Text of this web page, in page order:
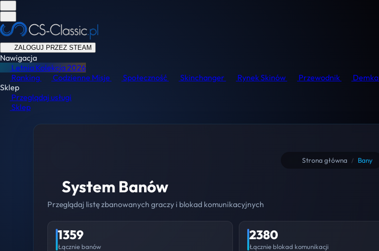
ZALOGUJ PRZEZ STEAM
Nawigacja
Letnia Kolekcja2026
Ranking
Codzienne Misje Społeczność Skinchanger Rynek Skinów Przewodnik Demka
Sklep
Przeglądaj usługi
Sklep
Strona główna / Bany
System Banów
Przeglądaj listę zbanowanych graczy i blokad komunikacyjnych
1359
Łącznie banów
2380
Łącznie blokad komunikacji